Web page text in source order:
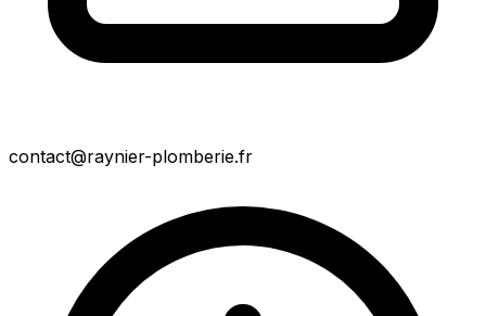
contact@raynier-plomberie.fr